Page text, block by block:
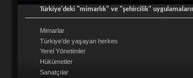
Türkiye'deki "mimarlık" ve "şehircilik"
Mimarlar
Türkiye'de yaşayan herkes
Yerel Yönetimler
Hükümetler
Sanatçılar